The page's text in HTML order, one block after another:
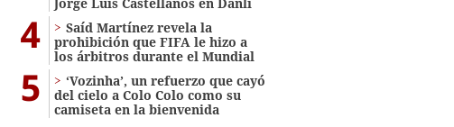
Jorge Luis Castellanos en Danlí
4
Saíd Martínez revela la
prohibición que FIFA le hizo a
los árbitros durante el Mundial
5
‘Vozinha’, un refuerzo que cayó
del cielo a Colo Colo como su
camiseta en la bienvenida